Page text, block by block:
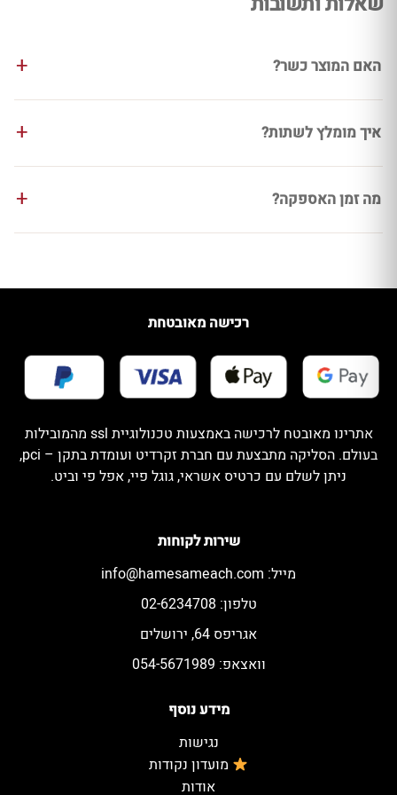
האם המוצר כשר?
איך מומלץ לשתות?
מה זמן האספקה?
מידע נוסף
נגישות
מועדון נקודות
אודות
שירות לקוחות
מייל: info@hamesameach.com
טלפון: 02-6234708
אגריפס 64, ירושלים
וואצאפ: 054-5671989
רכישה מאובטחת
אתרינו מאובטח לרכישה באמצעות טכנולוגיית ssl מהמובילות
בעולם. הסליקה מתבצעת עם חברת זקרדיט ועומדת בתקן – pci,
ניתן לשלם עם כרטיס אשראי, גוגל פיי, אפל פי וביט.